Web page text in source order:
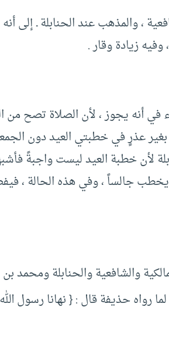
‏،‏ والمذهب عند الحنابلة ـ إلى
زيادة وقار ‏.
أنه يجوز ‏،‏ لأن الصلاة تصح من
عذرٍ في خطبتي العيد دون
لأن خطبة العيد ليست واجبةً
يخطب جالساً ‏،‏ وفي هذه الحالة ‏،‏
والشافعية والحنابلة ومحمد
رواه حذيفة قال ‏:‏ ‏{‏ نهانا رسول الله